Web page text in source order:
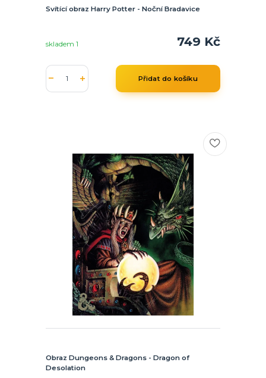
Svítící obraz Harry Potter - Noční Bradavice
749 Kč
skladem 1
Přidat do košíku
Obraz Dungeons & Dragons - Dragon of
Desolation